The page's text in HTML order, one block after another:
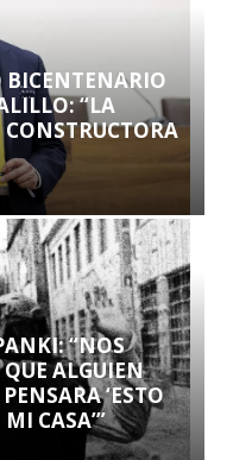
BICENTENARIO
“LA
CONSTRUCTORA
“NOS
ALGUIEN
‘ESTO
CASA’”